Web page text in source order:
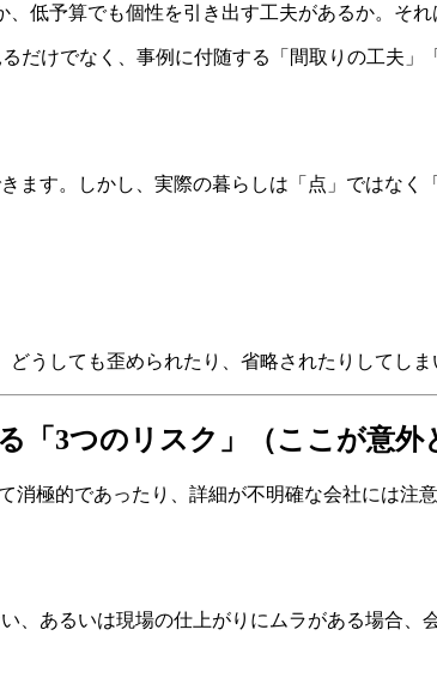
低予算でも個性を引き出す工夫があるか。それ
だけでなく、事例に付随する「間取りの工夫
ます。しかし、実際の暮らしは「点」ではなく
うしても歪められたり、省略されたりしてしま
「3つのリスク」（ここが意外
消極的であったり、詳細が不明確な会社には
、あるいは現場の仕上がりにムラがある場合、